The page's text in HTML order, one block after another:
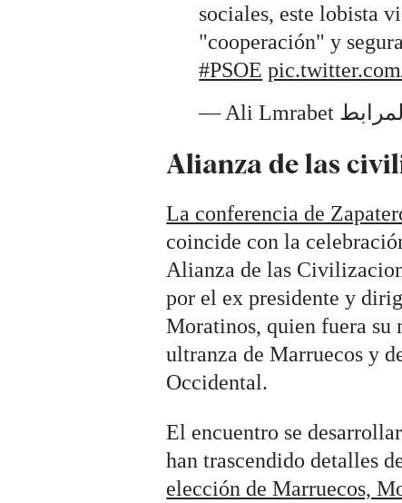
sociales, este lobista
"cooperación" y
#PSOE
Alianza de las
La conferencia de
coincide con la
Alianza de las
por el ex presidente y
Moratinos, quien fuera su
ultranza de Marruecos y
Occidental.
El encuentro se
han trascendido detalles
elección de Marruecos,